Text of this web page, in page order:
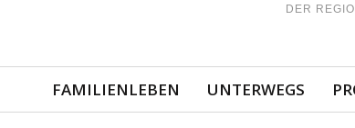
DER
FAMILIENLEBEN UNTERWEGS